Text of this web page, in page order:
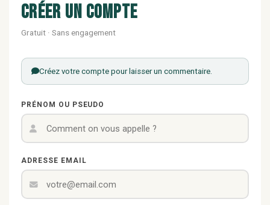
Créer un compte
Gratuit · Sans engagement
Créez votre compte pour laisser un commentaire.
PRÉNOM OU PSEUDO
ADRESSE EMAIL